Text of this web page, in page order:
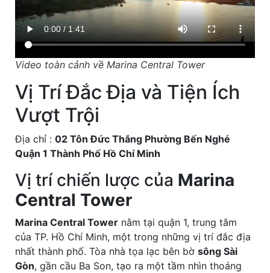
Video toàn cảnh về Marina Central Tower
Vị Trí Đắc Địa và Tiện Ích
Vượt Trội
Địa chỉ : 02 Tôn Đức Thắng Phường Bến Nghé
Quận 1 Thành Phố Hồ Chí Minh
Vị trí chiến lược của Marina
Central Tower
Marina Central Tower nằm tại quận 1, trung tâm
của TP. Hồ Chí Minh, một trong những vị trí đắc địa
nhất thành phố. Tòa nhà tọa lạc bên bờ sông Sài
Gòn, gần cầu Ba Son, tạo ra một tầm nhìn thoáng